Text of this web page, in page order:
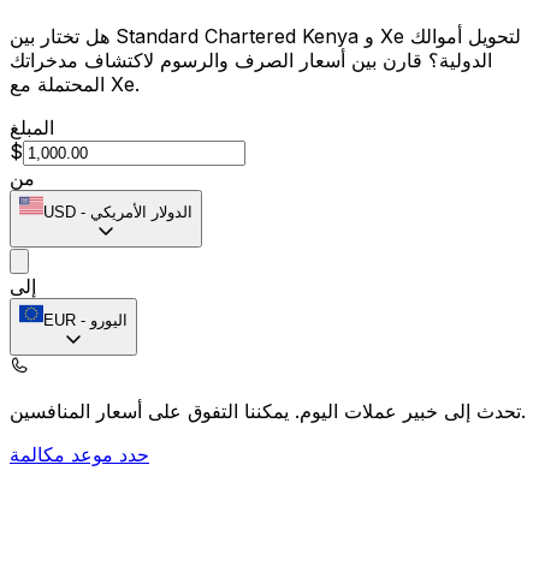
هل تختار بين Standard Chartered Kenya و Xe لتحويل أموالك
الدولية؟ قارن بين أسعار الصرف والرسوم لاكتشاف مدخراتك
المحتملة مع Xe.
المبلغ
$
من
USD - الدولار الأمريكي
إلى
EUR - اليورو
تحدث إلى خبير عملات اليوم.يمكننا التفوق على أسعار المنافسين.
حدد موعد مكالمة